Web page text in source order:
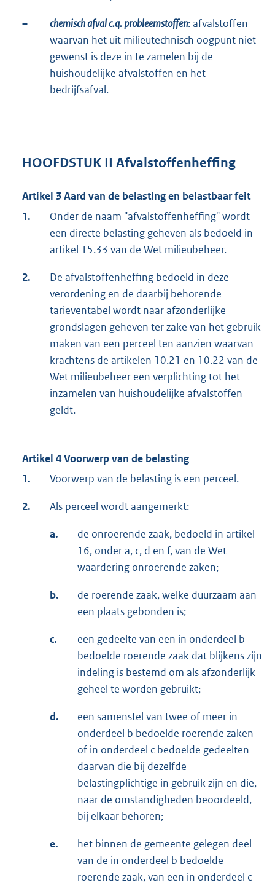
– chemisch afval c.q. probleemstoffen: afvalstoffen
waarvan het uit milieutechnisch oogpunt niet
gewenst is deze in te zamelen bij de
huishoudelijke afvalstoffen en het
bedrijfsafval.
HOOFDSTUK II Afvalstoffenheffing
Artikel 3 Aard van de belasting en belastbaar feit
1.
Onder de naam "afvalstoffenheffing" wordt
een directe belasting geheven als bedoeld in
artikel 15.33 van de Wet milieubeheer.
2.
De afvalstoffenheffing bedoeld in deze
verordening en de daarbij behorende
tarieventabel wordt naar afzonderlijke
grondslagen geheven ter zake van het gebruik
maken van een perceel ten aanzien waarvan
krachtens de artikelen 10.21 en 10.22 van de
Wet milieubeheer een verplichting tot het
inzamelen van huishoudelijke afvalstoffen
geldt.
Artikel 4 Voorwerp van de belasting
1.
Voorwerp van de belasting is een perceel.
2. Als perceel wordt aangemerkt:
a.
de onroerende zaak, bedoeld in artikel
16, onder a, c, d en f, van de Wet
waardering onroerende zaken;
b.
de roerende zaak, welke duurzaam aan
een plaats gebonden is;
c.
een gedeelte van een in onderdeel b
bedoelde roerende zaak dat blijkens zijn
indeling is bestemd om als afzonderlijk
geheel te worden gebruikt;
d.
een samenstel van twee of meer in
onderdeel b bedoelde roerende zaken
of in onderdeel c bedoelde gedeelten
daarvan die bij dezelfde
belastingplichtige in gebruik zijn en die,
naar de omstandigheden beoordeeld,
bij elkaar behoren;
e.
het binnen de gemeente gelegen deel
van de in onderdeel b bedoelde
roerende zaak, van een in onderdeel c